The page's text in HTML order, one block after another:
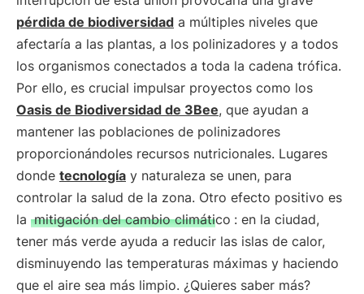
pérdida de biodiversidad a múltiples niveles que
afectaría a las plantas, a los polinizadores y a todos
los organismos conectados a toda la cadena trófica.
Por ello, es crucial impulsar proyectos como los
Oasis de Biodiversidad de 3Bee, que ayudan a
mantener las poblaciones de polinizadores
proporcionándoles recursos nutricionales. Lugares
donde tecnología y naturaleza se unen, para
controlar la salud de la zona. Otro efecto positivo es
la mitigación del cambio climático : en la ciudad,
tener más verde ayuda a reducir las islas de calor,
disminuyendo las temperaturas máximas y haciendo
que el aire sea más limpio. ¿Quieres saber más?